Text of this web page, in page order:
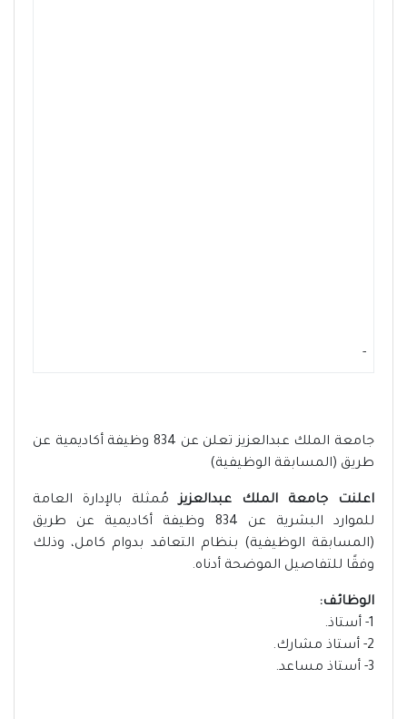
-
جامعة الملك عبدالعزيز تعلن عن 834 وظيفة أكاديمية عن
طريق (المسابقة الوظيفية)
اعلنت جامعة الملك عبدالعزيز مُمثلة بالإدارة العامة
للموارد البشرية عن 834 وظيفة أكاديمية عن طريق
(المسابقة الوظيفية) بنظام التعاقد بدوام كامل، وذلك
وفقًا للتفاصيل الموضحة أدناه.
الوظائف:
1- أستاذ.
2- أستاذ مشارك.
3- أستاذ مساعد.